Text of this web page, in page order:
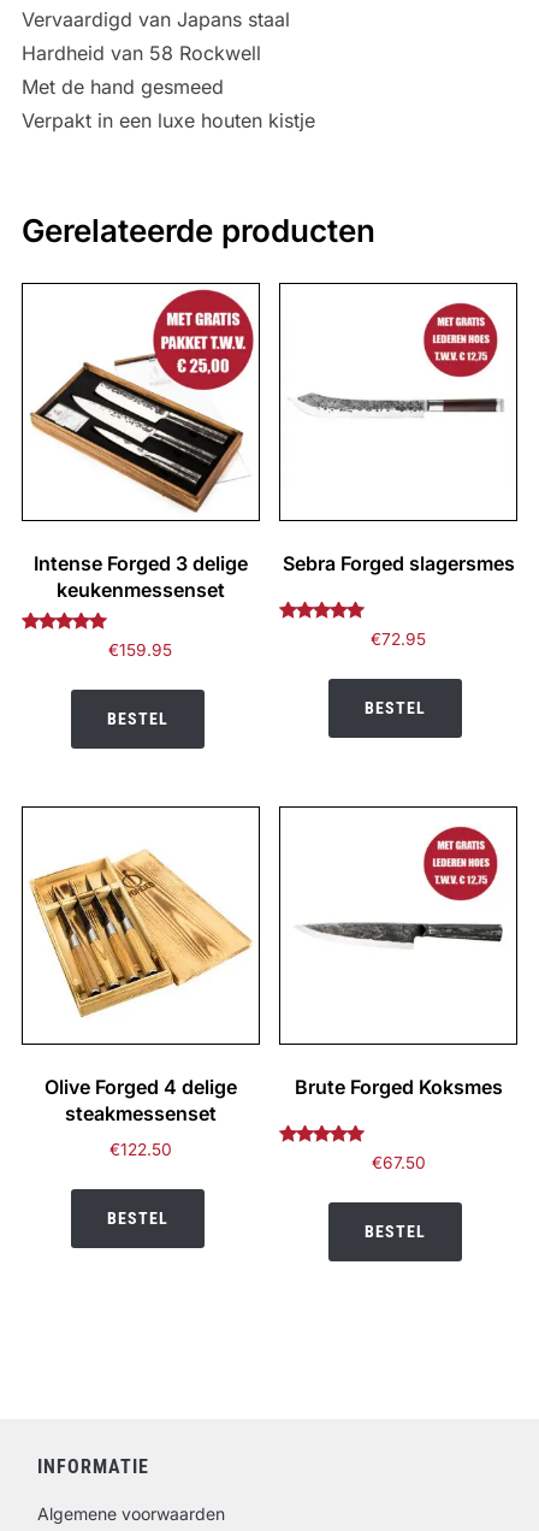
Vervaardigd van Japans staal
Hardheid van 58 Rockwell
Met de hand gesmeed
Verpakt in een luxe houten kistje
Gerelateerde producten
Intense Forged 3 delige
keukenmessenset
Gewaardeerd
€159.95
BESTEL
Sebra Forged slagersmes
Gewaardeerd€72.95
BESTEL
Olive Forged 4 delige
steakmessenset
€122.50
BESTEL
Brute Forged Koksmes
Gewaardeerd€67.50
BESTEL
INFORMATIE
Algemene voorwaarden